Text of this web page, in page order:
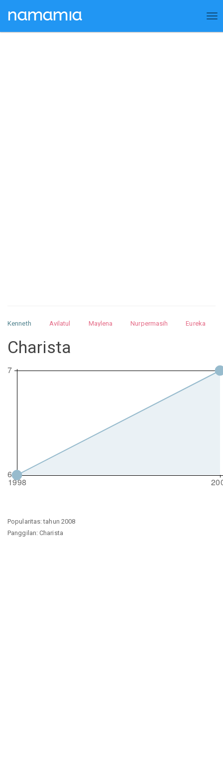
Kenneth Avilatul Maylena Nurpermasih
Eureka
Nurhilman
Pathin
Charista
Popularitas: tahun 2008
Panggilan: Charista